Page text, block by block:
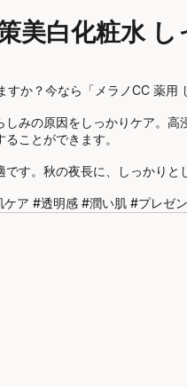
美白化粧水
か？今なら「メラノCC 薬
みの原因をしっかりケア。
ことができます。
す。秋の夜長に、しっかりと
ア #透明感 #潤い肌 #プレゼ